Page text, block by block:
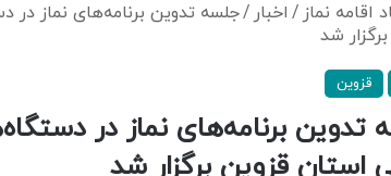
اقامه نماز / اخبار /جلسه تدوین برنامه‌های نماز در
شد
قزوین
تدوین برنامه‌های نماز در
استان قزوین برگزار شد